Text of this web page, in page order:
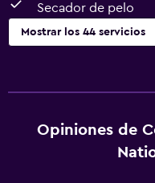
Secador de pelo
Mostrar los 44 servicios
Wifi gratis
Wifi disponible en todas
Opiniones de